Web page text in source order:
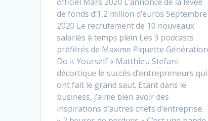
de fonds d’1,2 million d’euros Septembre
2020 Le recrutement de 10 nouveaux
salariés à temps plein Les 3 podcasts
préférés de Maxime Piquette Génération
Do it Yourself « Matthieu Stefani
décortique le succès d’entrepreneurs qui
ont fait le grand saut. Etant dans le
business, j’aime bien avoir des
inspirations d’autres chefs d’entreprise.